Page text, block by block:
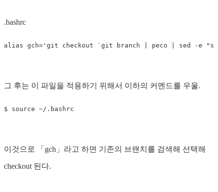
.bashrc
alias gch= 'git checkout `git branch | peco | sed -e
그 후는 이 파일을 적용하기 위해서 이하의 커멘드를 우울.
$ source
이것으로 「gch」라고 하면 기존의 브랜치를 검색해 선택해
checkout 된다.